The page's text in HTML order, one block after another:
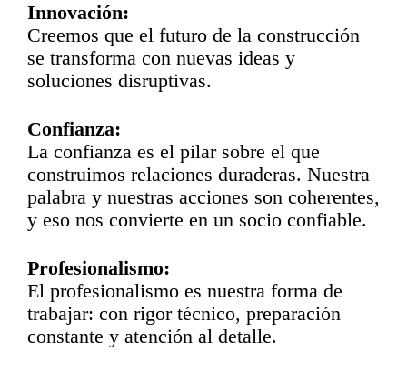
Innovación:
Creemos que el futuro de la construcción
se transforma con nuevas ideas y
soluciones disruptivas.
Confianza:
La confianza es el pilar sobre el que
construimos relaciones duraderas. Nuestra
palabra y nuestras acciones son coherentes,
y eso nos convierte en un socio confiable.
Profesionalismo:
El profesionalismo es nuestra forma de
trabajar: con rigor técnico, preparación
constante y atención al detalle.